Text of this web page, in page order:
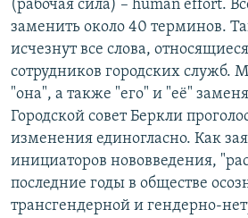
(рабочая сила) – human effort.
заменить около 40 терминов.
исчезнут все слова,
сотрудников городских служб.
"она", а также "его" и "её"
Городской совет Беркли
изменения единогласно. Как
инициаторов нововведения,
последние годы в обществе
трансгендерной и гендерно-